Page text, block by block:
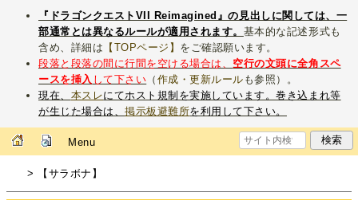
『ドラゴンクエストVII Reimagined』の見出しに関しては、一
部通常とは異なるルールが適用されます。 基本的な記述形式も
含め、詳細は 【TOPページ】 をご確認願います。
段落と段落の間に行間を空ける場合は、 空行の文頭に全角スペ
ースを挿入 して下さい （ 作成・更新ルール も参照）。
現在、 本スレにてホスト規制を実施しています。巻き込まれ等
が生じた場合は、掲示板避難所を利用して下さい。
Menu
> 【サラボナ】